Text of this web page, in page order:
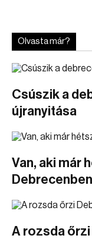
Olvasta már?
Csúszik a
újranyitása
Van, aki már
Debrecenben
A rozsda